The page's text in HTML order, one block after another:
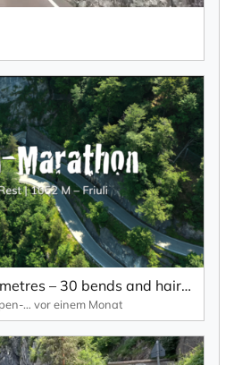
Passo Rest | 1,052 metres – 30 bends and hairpin bends and a narrow road characterise this Alpine pass.
Alpenpaesse-Videos | Alpen-Marathon vor einem Monat